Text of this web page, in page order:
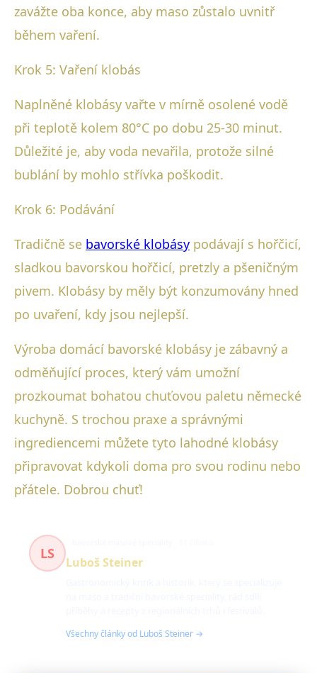
zavážte oba konce, aby maso zůstalo uvnitř
během vaření.
Krok 5: Vaření klobás
Naplněné klobásy vařte v mírně osolené vodě
při teplotě kolem 80°C po dobu 25-30 minut.
Důležité je, aby voda nevařila, protože silné
bublání by mohlo střívka poškodit.
Krok 6: Podávání
Tradičně se bavorské klobásy podávají s hořčicí,
sladkou bavorskou hořčicí, pretzly a pšeničným
pivem. Klobásy by měly být konzumovány hned
po uvaření, kdy jsou nejlepší.
Výroba domácí bavorské klobásy je zábavný a
odměňující proces, který vám umožní
prozkoumat bohatou chuťovou paletu německé
kuchyně. S trochou praxe a správnými
ingrediencemi můžete tyto lahodné klobásy
připravovat kdykoli doma pro svou rodinu nebo
přátele. Dobrou chuť!
LS
Luboš Steiner
Všechny články od Luboš Steiner →